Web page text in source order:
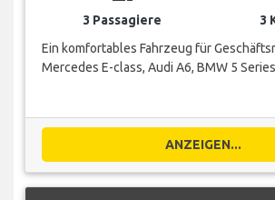
3 Passagiere
3
Ein komfortables Fahrzeug für
Mercedes E-class, Audi A6, BMW 5
ANZEIGEN...